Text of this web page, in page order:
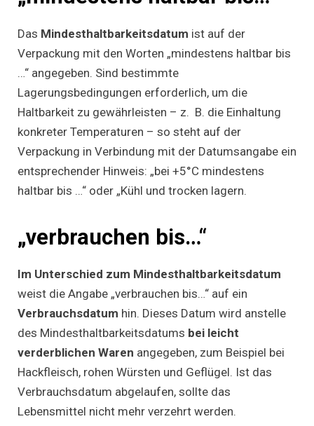
Das Mindesthaltbarkeitsdatum ist auf der
Verpackung mit den Worten „mindestens haltbar bis
…“ angegeben. Sind bestimmte
Lagerungsbedingungen erforderlich, um die
Haltbarkeit zu gewährleisten – z. B. die Einhaltung
konkreter Temperaturen – so steht auf der
Verpackung in Verbindung mit der Datumsangabe ein
entsprechender Hinweis: „bei +5°C mindestens
haltbar bis …“ oder „Kühl und trocken lagern.
„verbrauchen bis…“
Im Unterschied zum Mindesthaltbarkeitsdatum
weist die Angabe „verbrauchen bis…“ auf ein
Verbrauchsdatum hin. Dieses Datum wird anstelle
des Mindesthaltbarkeitsdatums bei leicht
verderblichen Waren angegeben, zum Beispiel bei
Hackfleisch, rohen Würsten und Geflügel. Ist das
Verbrauchsdatum abgelaufen, sollte das
Lebensmittel nicht mehr verzehrt werden.